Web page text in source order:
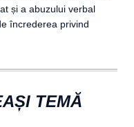
și a abuzului verbal
încrederea privind
TEMĂ